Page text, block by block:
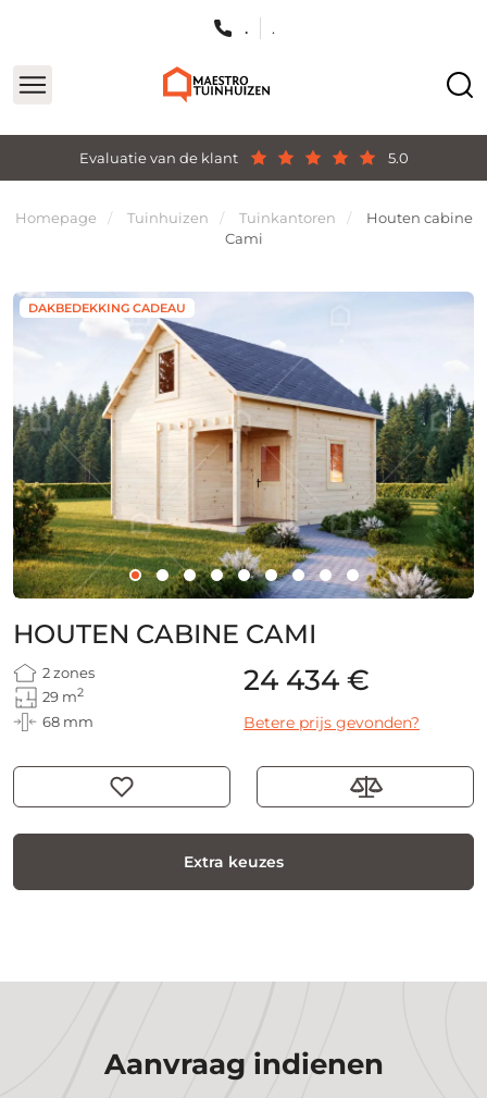
Evaluatie van de klant 5.0
. .
Homepage Tuinhuizen Tuinkantoren
Houten cabine
Cami
DAKBEDEKKING CADEAU
HOUTEN CABINE CAMI
2 zones
29 m2
68 mm
24 434 €
Betere prijs gevonden?
Extra keuzes
Aanvraag indienen